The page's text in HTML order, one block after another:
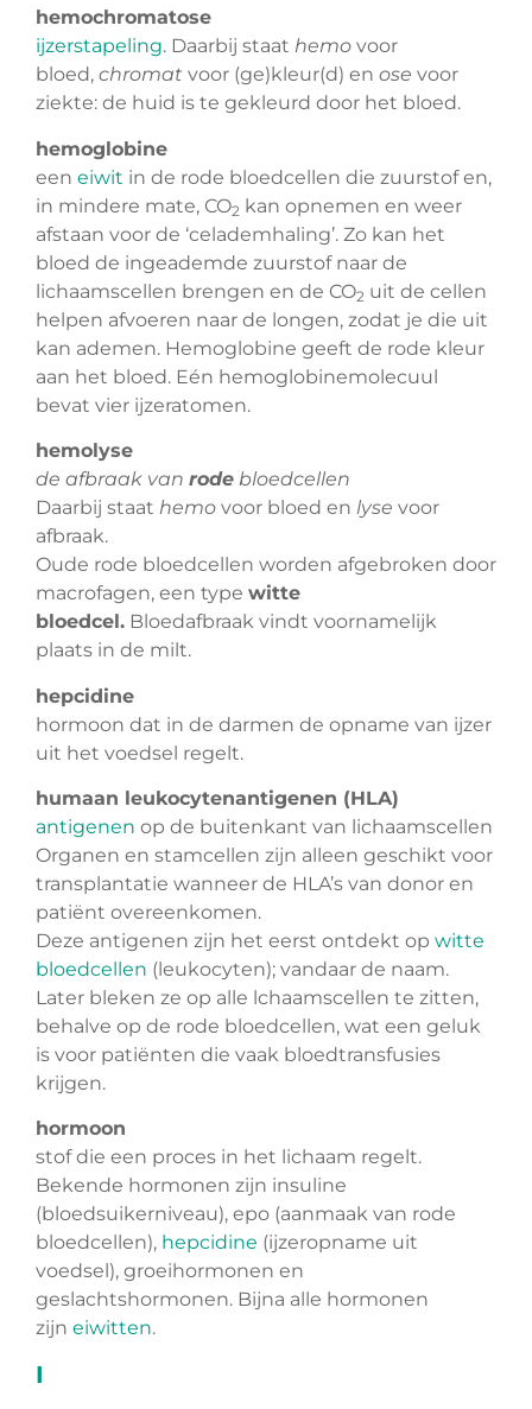
hemochromatose
ijzerstapeling. Daarbij staat hemo voor
bloed, chromat voor (ge)kleur(d) en ose voor
ziekte: de huid is te gekleurd door het bloed.
hemoglobine
een eiwit in de rode bloedcellen die zuurstof en,
in mindere mate, CO2 kan opnemen en weer
afstaan voor de ‘celademhaling’. Zo kan het
bloed de ingeademde zuurstof naar de
lichaamscellen brengen en de CO2 uit de cellen
helpen afvoeren naar de longen, zodat je die uit
kan ademen. Hemoglobine geeft de rode kleur
aan het bloed. Eén hemoglobinemolecuul
bevat vier ijzeratomen.
hemolyse
de afbraak van rode bloedcellen
Daarbij staat hemo voor bloed en lyse voor
afbraak.
Oude rode bloedcellen worden afgebroken door
macrofagen, een type witte
bloedcel. Bloedafbraak vindt voornamelijk
plaats in de milt.
hepcidine
hormoon dat in de darmen de opname van ijzer
uit het voedsel regelt.
humaan leukocytenantigenen (HLA)
antigenen op de buitenkant van lichaamscellen
Organen en stamcellen zijn alleen geschikt voor
transplantatie wanneer de HLA’s van donor en
patiënt overeenkomen.
Deze antigenen zijn het eerst ontdekt op witte
bloedcellen (leukocyten); vandaar de naam.
Later bleken ze op alle lchaamscellen te zitten,
behalve op de rode bloedcellen, wat een geluk
is voor patiënten die vaak bloedtransfusies
krijgen.
hormoon
stof die een proces in het lichaam regelt.
Bekende hormonen zijn insuline
(bloedsuikerniveau), epo (aanmaak van rode
bloedcellen), hepcidine (ijzeropname uit
voedsel), groeihormonen en
geslachtshormonen. Bijna alle hormonen
zijn eiwitten.
I